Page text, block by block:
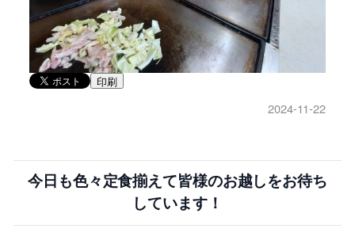
印刷
2024-11-22
今日も色々定食揃えて皆様のお越しをお待ち
しています！